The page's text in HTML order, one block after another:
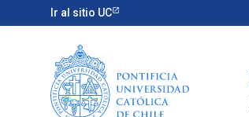
Ir al sitio UC